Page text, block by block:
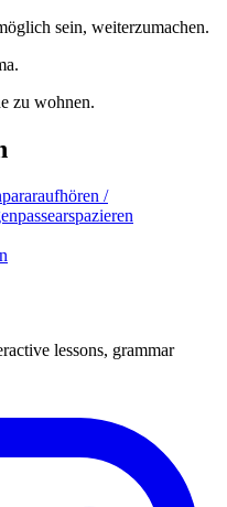
sein, weiterzumachen.
zu wohnen.
pararaufhören /
passearspazieren
lessons, grammar